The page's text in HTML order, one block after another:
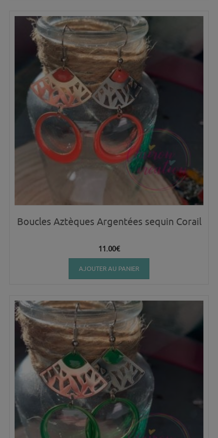
Boucles Aztèques Argentées sequin Corail
11.00€
AJOUTER AU PANIER